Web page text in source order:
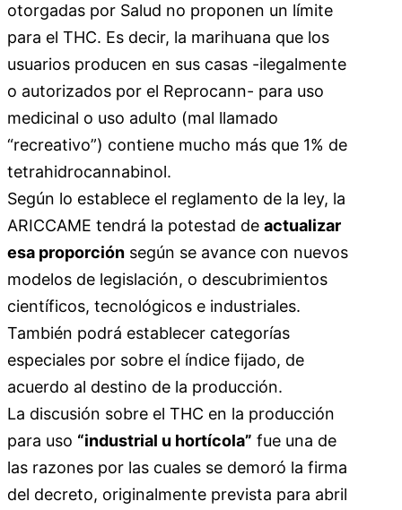
otorgadas por Salud no proponen un límite
para el THC. Es decir, la marihuana que los
usuarios producen en sus casas -ilegalmente
o autorizados por el Reprocann- para uso
medicinal o uso adulto (mal llamado
“recreativo”) contiene mucho más que 1% de
tetrahidrocannabinol.
Según lo establece el reglamento de la ley, la
ARICCAME tendrá la potestad de actualizar
esa proporción según se avance con nuevos
modelos de legislación, o descubrimientos
científicos, tecnológicos e industriales.
También podrá establecer categorías
especiales por sobre el índice fijado, de
acuerdo al destino de la producción.
La discusión sobre el THC en la producción
para uso “industrial u hortícola” fue una de
las razones por las cuales se demoró la firma
del decreto, originalmente prevista para abril